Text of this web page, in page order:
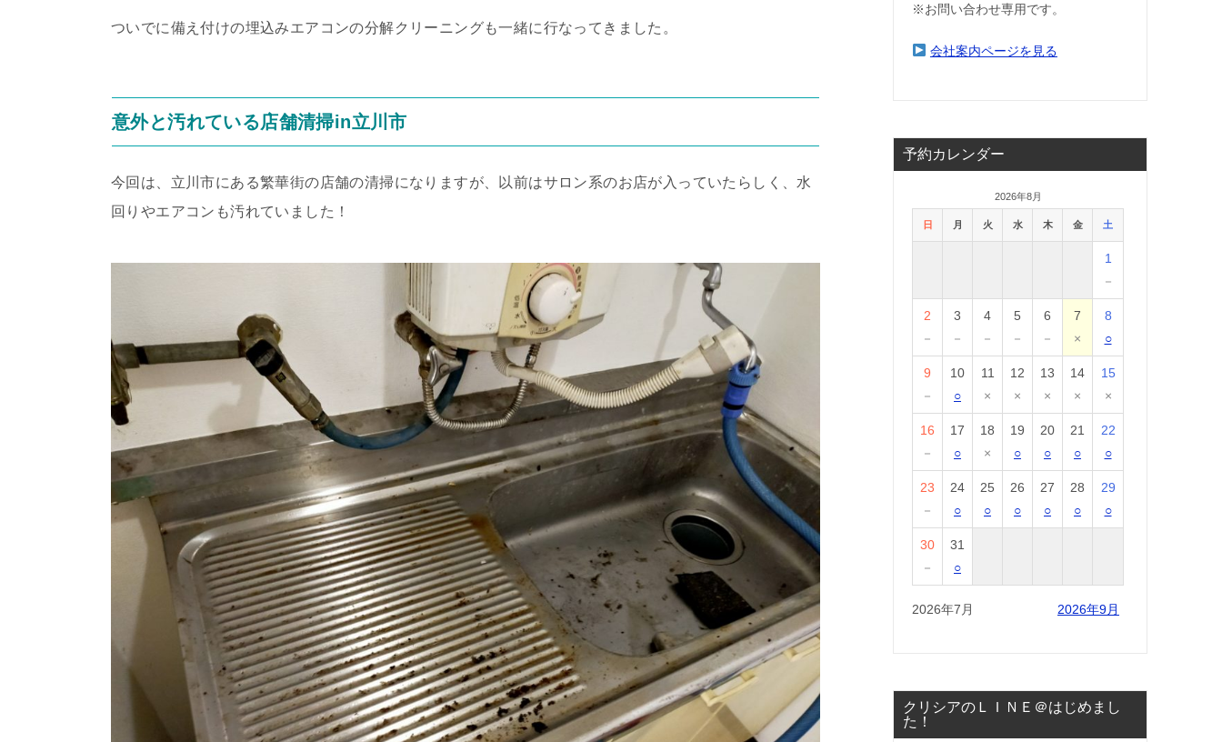
ついでに備え付けの埋込みエアコンの分解クリーニングも一緒に行なってきました。
意外と汚れている店舗清掃in立川市
今回は、立川市にある繁華街の店舗の清掃になりますが、以前はサロン系のお店が入っていたらしく、水
回りやエアコンも汚れていました！
※お問い合わせ専用です。
会社案内ページを見る
予約カレンダー
2026年8月
日 月 火 水 木 金 土
1
－
2
－
3
－
4
－
5
－
6
－
7
×
8
○
9
－
10
○
11
×
12
×
13
×
14
×
15
×
16
－
17
○
18
×
19
○
20
○
21
○
22
○
23
－
24
○
25
○
26
○
27
○
28
○
29
○
30
－
31
○
2026年7月 2026年9月
クリシアのＬＩＮＥ＠はじめまし
た！